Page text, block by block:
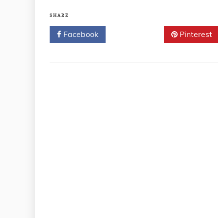
SHARE
Facebook Pinterest